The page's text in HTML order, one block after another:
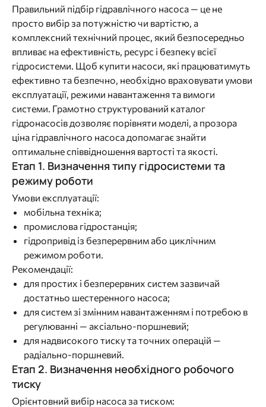
Правильний підбір гідравлічного насоса — це не
просто вибір за потужністю чи вартістю, а
комплексний технічний процес, який безпосередньо
впливає на ефективність, ресурс і безпеку всієї
гідросистеми. Щоб купити насоси, які працюватимуть
ефективно та безпечно, необхідно враховувати умови
експлуатації, режими навантаження та вимоги
системи. Грамотно структурований каталог
гідронасосів дозволяє порівняти моделі, а прозора
ціна гідравлічного насоса допомагає знайти
оптимальне співвідношення вартості та якості.
Етап 1. Визначення типу гідросистеми та
режиму роботи
Умови експлуатації:
мобільна техніка;
промислова гідростанція;
гідропривід із безперервним або циклічним
режимом роботи.
Рекомендації:
для простих і безперервних систем зазвичай
достатньо шестеренного насоса;
для систем зі змінним навантаженням і потребою в
регулюванні — аксіально-поршневий;
для надвисокого тиску та точних операцій —
радіально-поршневий.
Етап 2. Визначення необхідного робочого
тиску
Орієнтовний вибір насоса за тиском: